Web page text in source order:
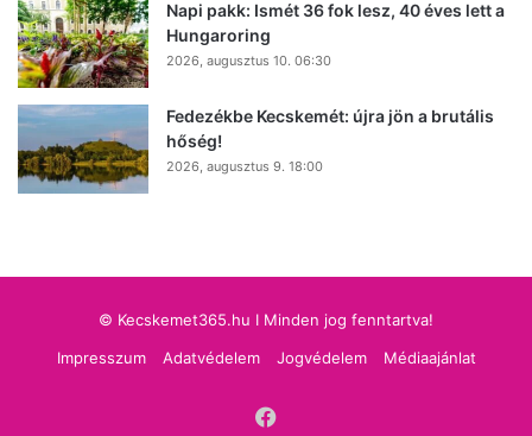
Napi pakk: Ismét 36 fok lesz, 40 éves lett a
Hungaroring
2026, augusztus 10. 06:30
Fedezékbe Kecskemét: újra jön a brutális
hőség!
2026, augusztus 9. 18:00
© Kecskemet365.hu I Minden jog fenntartva!
Impresszum
Adatvédelem Jogvédelem Médiaajánlat
Facebook